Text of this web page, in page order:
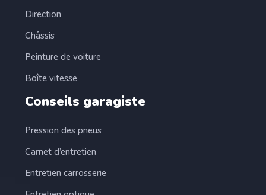
Direction
Châssis
Peinture de voiture
Boîte vitesse
Conseils garagiste
Pression des pneus
Carnet d’entretien
Entretien carrosserie